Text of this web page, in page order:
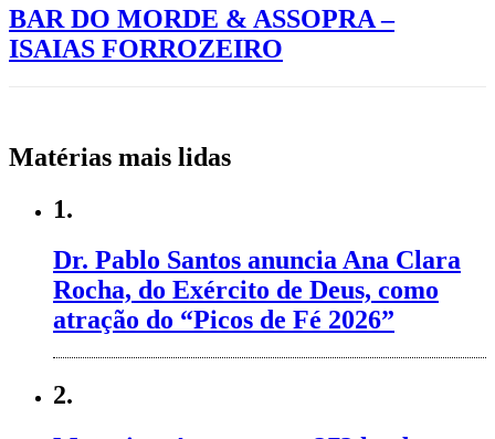
BAR DO MORDE & ASSOPRA –
ISAIAS FORROZEIRO
Matérias mais lidas
1.
Dr. Pablo Santos anuncia Ana Clara
Rocha, do Exército de Deus, como
atração do “Picos de Fé 2026”
2.